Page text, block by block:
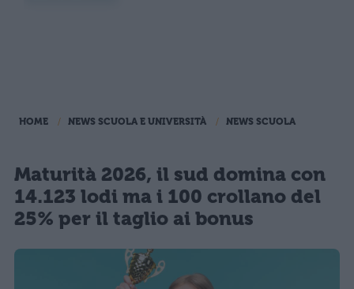
HOME NEWS SCUOLA E UNIVERSITÀ NEWS SCUOLA
Maturità 2026, il sud domina con
14.123 lodi ma i 100 crollano del
25% per il taglio ai bonus